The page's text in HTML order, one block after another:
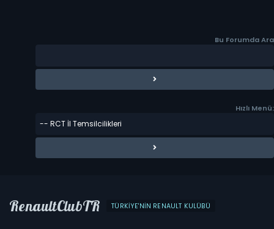
Bu Forumda Ara
Hızlı Menü:
RenaultClubTR TÜRKIYE'NIN RENAULT KULÜBÜ